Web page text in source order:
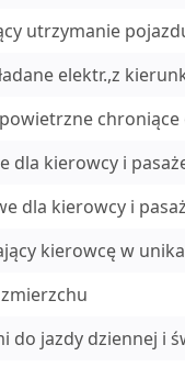
utrzymanie
elektr.,z
chroniące
dla kierowcy i
dla kierowcy i
kierowcę w
do jazdy dziennej i